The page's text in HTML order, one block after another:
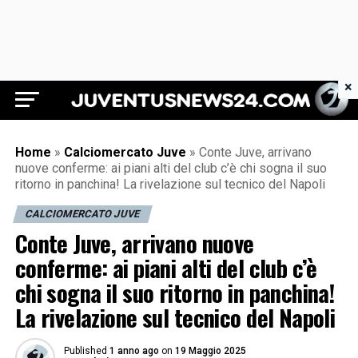
Juventus News 24
Home » Calciomercato Juve » Conte Juve, arrivano
nuove conferme: ai piani alti del club c’è chi sogna il suo
ritorno in panchina! La rivelazione sul tecnico del Napoli
CALCIOMERCATO JUVE
Conte Juve, arrivano nuove
conferme: ai piani alti del club c’è
chi sogna il suo ritorno in panchina!
La rivelazione sul tecnico del Napoli
Published 1 anno ago on 19 Maggio 2025
×